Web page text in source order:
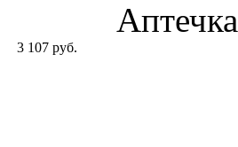
3 107 руб.